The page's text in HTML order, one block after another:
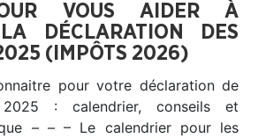
VOUS AIDER À
DÉCLARATION DES
(IMPÔTS 2026)
pour votre déclaration de
: calendrier, conseils et
– – – Le calendrier pour les